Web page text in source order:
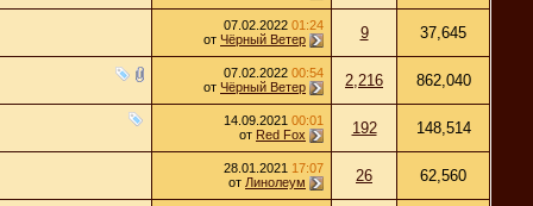
07.02.2022 01:24
от Чёрный Ветер 9 37,645
07.02.2022 00:54
от Чёрный Ветер 2,216 862,040
14.09.2021 00:01
от Red Fox 192 148,514
28.01.2021 17:07
от Линолеум 26 62,560